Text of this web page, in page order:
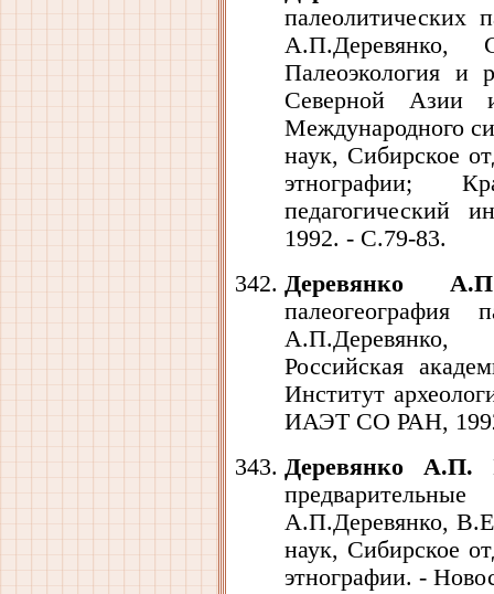
палеолитических
А.П.Деревянко,
Палеоэкология и
Северной Азии
Международного
наук, Сибирское
этнографии;
педагогический
1992. - С.79-83.
Деревянко
Российская
Институт
ИАЭТ СО РАН,
Деревянко А.П.
А.П.Деревянко,
наук, Сибирское
этнографии. -